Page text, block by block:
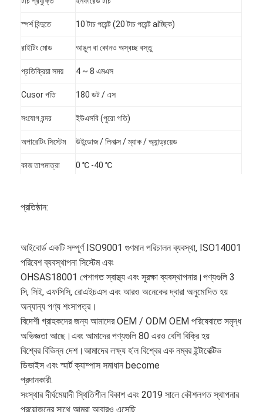
কারখানা ভ্রমণ
আমাদের সাথে যোগাযোগ করুন
খবর
সব ক্ষেত্রেই
Blog
এখন চ্যাট করুন
স্পর্শ বিন্দুতে 10 টাচ পয়েন্ট (20 টাচ পয়েন্ট alচ্ছিক)
রাইটিং মোড আঙুল বা কোনও অস্বচ্ছ বস্তু
প্রতিক্রিয়া সময় 4 ~ 8 এমএস
Cusor গতি 180 ডট / এস
সংযোগ বন্দর ইউএসবি (পুরো গতি)
অপারেটিং সিস্টেম উইন্ডোজ / লিনাক্স / ম্যাক / অ্যান্ড্রয়েড
কাজ তাপমাত্রা 0 ℃ -40 ℃
প্রতিষ্ঠান:
আইবোর্ড একটি সম্পূর্ণ ISO9001 গুণমান পরিচালন ব্যবস্থা, ISO14001
পরিবেশ ব্যবস্থাপনা সিস্টেম এবং
OHSAS18001 পেশাগত স্বাস্থ্য এবং সুরক্ষা ব্যবস্থাপনার।পণ্যগুলি 3
সি, সিই, এফসিসি, রোএইচএস এবং আরও অনেকের দ্বারা অনুমোদিত হয়
অন্যান্য পণ্য শংসাপত্র।
বিদেশী গ্রাহকদের জন্য আমাদের OEM / ODM OEM পরিষেবাতে সমৃদ্ধ
অভিজ্ঞতা আছে।এবং আমাদের পণ্যগুলি 80 এরও বেশি বিক্রি হয়
বিশ্বের বিভিন্ন দেশ।আমাদের লক্ষ্য হ'ল বিশ্বের এক নম্বর ইন্টারেক্টিভ
ডিভাইস এবং স্মার্ট ক্যাম্পাস সমাধান become
প্রদানকারী.
সংস্থার দীর্ঘমেয়াদী স্থিতিশীল বিকাশ এবং 2019 সালে কৌশলগত স্থাপনার
প্রয়োজনের সাথে আমরা আবারও এসেছি